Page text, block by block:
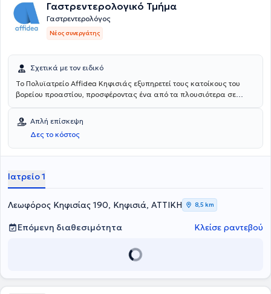
Γαστρεντερολογικό Τμήμα
Γαστρεντερολόγος
Νέος συνεργάτης
Σχετικά με τον ειδικό
Το Πολυϊατρείο Affidea Κηφισιάς εξυπηρετεί τους κατοίκους του
βορείου προαστίου, προσφέροντας ένα από τα πλουσιότερα σε
υπηρεσίες για τον ύπνο, τη νευρολογία και τη ρευματολογία,
καθιστώντας το ιδανικό σημείο πρόσβασης για εξειδικευμένη
φροντίδα στη βόρεια Αθήνα.
Απλή επίσκεψη
Δες το κόστος
Ιατρείο 1
Λεωφόρος Κηφισίας 190, Κηφισιά, ΑΤΤΙΚΗ 8,5 km
Επόμενη διαθεσιμότητα Κλείσε ραντεβού